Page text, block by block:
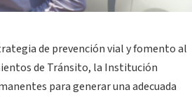
de prevención vial y fomento al
de Tránsito, la Institución
para generar una adecuada